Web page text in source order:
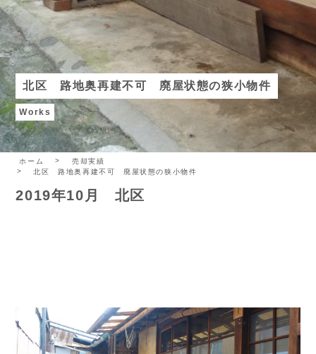
北区 路地奥再建不可 廃屋状態の狭小物件
Works
ホーム
売却実績
北区 路地奥再建不可 廃屋状態の狭小物件
2019年10月 北区